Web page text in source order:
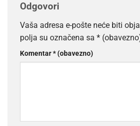
Odgovori
Vaša adresa e-pošte neće biti
polja su označena sa *
Komentar* (obavezno)